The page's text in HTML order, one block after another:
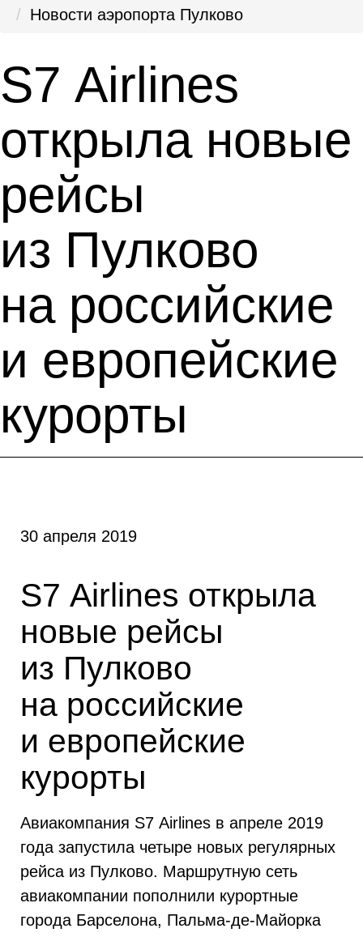
Новости аэропорта Пулково
S7 Airlines
открыла новые
рейсы
из Пулково
на российские
и европейские
курорты
30 апреля 2019
S7 Airlines открыла
новые рейсы
из Пулково
на российские
и европейские
курорты
Авиакомпания S7 Airlines в апреле 2019
года запустила четыре новых регулярных
рейса из Пулково. Маршрутную сеть
авиакомпании пополнили курортные
города Барселона, Пальма-де-Майорка